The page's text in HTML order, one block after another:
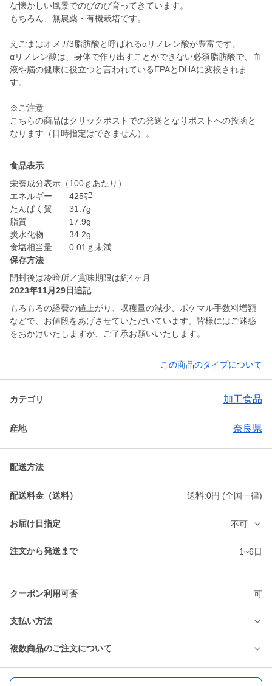
な懐かしい風景でのびのび育ってきています。
もちろん、無農薬・有機栽培です。
えごまはオメガ3脂肪酸と呼ばれるαリノレン酸が豊富です。
αリノレン酸は、身体で作り出すことができない必須脂肪酸で、血
液や脳の健康に役立つと言われているEPAとDHAに変換されま
す。
※ご注意
こちらの商品はクリックポストでの発送となりポストへの投函と
なります（日時指定はできません）。
食品表示
栄養成分表示（100ｇあたり）
エネルギー 425㌍
たんぱく質 31.7g
脂質 17.9g
炭水化物 34.2g
食塩相当量 0.01ｇ未満
保存方法
開封後は冷暗所／賞味期限は約4ヶ月
2023年11月29日追記
もろもろの経費の値上がり、収穫量の減少、ポケマル手数料増額
などで、お値段をあげさせていただいています。皆様にはご迷惑
をおかけいたしますが、ご了承お願いいたします。
この商品のタイプについて
カテゴリ 加工食品
産地 奈良県
配送方法
配送料金（送料） 送料:0円 (全国一律)
お届け日指定 不可
注文から発送まで 1~6日
クーポン利用可否 可
支払い方法
複数商品のご注文について